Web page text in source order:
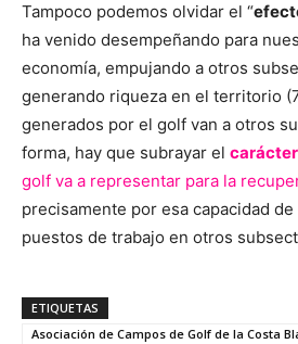
Tampoco podemos olvidar el “
ha venido desempeñando para
economía, empujando a otros
generando riqueza en el territorio
generados por el golf van a otros
forma, hay que subrayar el
golf va a representar para la
precisamente por esa capacidad
puestos de trabajo en otros
ETIQUETAS
Asociación de Campos de Golf de la Costa